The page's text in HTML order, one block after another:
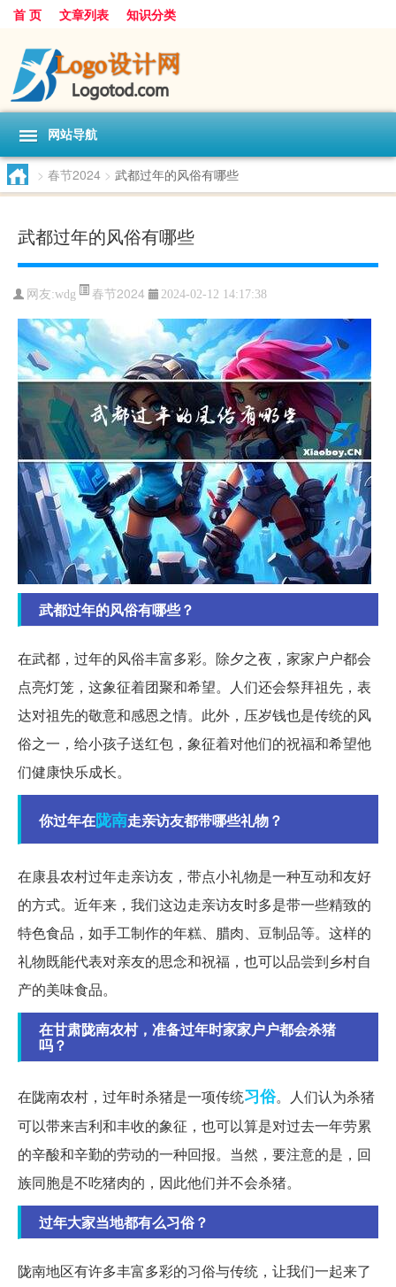
首 页 文章列表 知识分类
网站导航
> 春节2024 > 武都过年的风俗有哪些
武都过年的风俗有哪些
网友:wdg 春节2024 2024-02-12 14:17:38
武都过年的风俗有哪些？
在武都，过年的风俗丰富多彩。除夕之夜，家家户户都会
点亮灯笼，这象征着团聚和希望。人们还会祭拜祖先，表
达对祖先的敬意和感恩之情。此外，压岁钱也是传统的风
俗之一，给小孩子送红包，象征着对他们的祝福和希望他
们健康快乐成长。
你过年在陇南走亲访友都带哪些礼物？
在康县农村过年走亲访友，带点小礼物是一种互动和友好
的方式。近年来，我们这边走亲访友时多是带一些精致的
特色食品，如手工制作的年糕、腊肉、豆制品等。这样的
礼物既能代表对亲友的思念和祝福，也可以品尝到乡村自
产的美味食品。
在甘肃陇南农村，准备过年时家家户户都会杀猪
吗？
在陇南农村，过年时杀猪是一项传统习俗。人们认为杀猪
可以带来吉利和丰收的象征，也可以算是对过去一年劳累
的辛酸和辛勤的劳动的一种回报。当然，要注意的是，回
族同胞是不吃猪肉的，因此他们并不会杀猪。
过年大家当地都有么习俗？
陇南地区有许多丰富多彩的习俗与传统，让我们一起来了